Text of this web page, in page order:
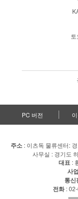
PC 버전
주소 : 이츠독 물류센터:
사무실 : 경기도
대표 :
사
통신
전화: